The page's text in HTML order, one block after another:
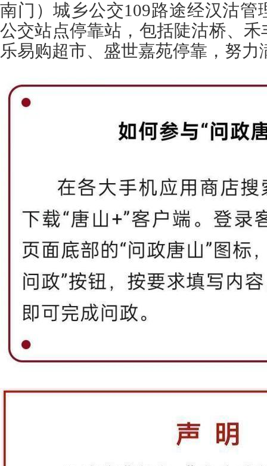
南门 ）城乡公交109路途经汉沽
公交站点停靠站，包括陡沽桥、
乐易购超市、盛世嘉苑停靠，努力